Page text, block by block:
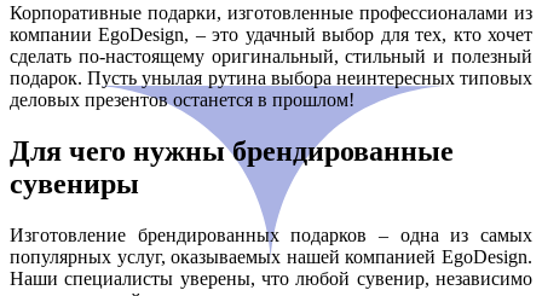
Корпоративные подарки, изготовленные профессионалами из
компании EgoDesign, – это удачный выбор для тех, кто хочет
сделать по-настоящему оригинальный, стильный и полезный
подарок. Пусть унылая рутина выбора неинтересных типовых
деловых презентов останется в прошлом!
Для чего нужны брендированные
сувениры
Изготовление брендированных подарков – одна из самых
популярных услуг, оказываемых нашей компанией EgoDesign.
Наши специалисты уверены, что любой сувенир, независимо